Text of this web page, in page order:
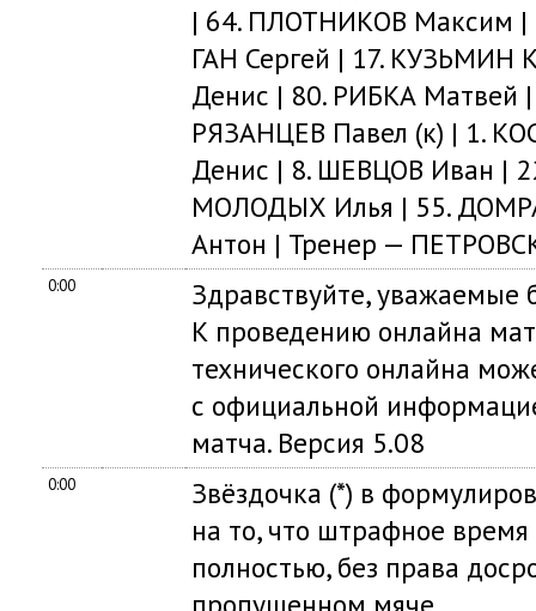
| 64. ПЛОТНИКОВ Максим
ГАН Сергей | 17.
Денис | 80. РИБКА
РЯЗАНЦЕВ Павел (к) | 1.
Денис | 8. ШЕВЦОВ Иван |
МОЛОДЫХ Илья | 55.
Антон | Тренер —
0:00
Здравствуйте, уважаемые
К проведению онлайна
технического онлайна
с официальной
матча. Версия 5.08
0:00
Звёздочка (*) в
на то, что штрафное
полностью, без права